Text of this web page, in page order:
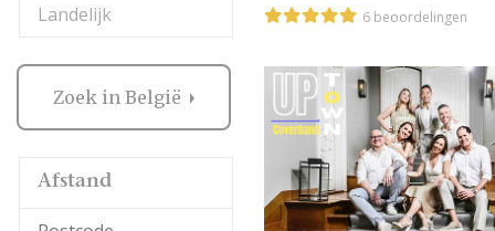
Landelijk
Zoek in België
Afstand
6 beoordelingen